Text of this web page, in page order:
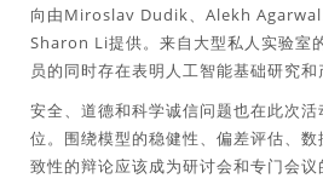
向由Miroslav Dudik、Alekh
Sharon Li提供。来自大型私人实验室
员的同时存在表明人工智能基础研究和
安全、道德和科学诚信问题也在此次
位。围绕模型的稳健性、偏差评估、
致性的辩论应该成为研讨会和专门会议